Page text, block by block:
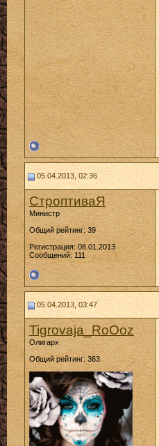
05.04.2013, 02:36
СтроптиваЯ
Министр
Общий рейтинг: 39
Регистрация: 08.01.2013
Сообщений: 111
05.04.2013, 03:47
Tigrovaja_RoOoz
Олигарх
Общий рейтинг: 363